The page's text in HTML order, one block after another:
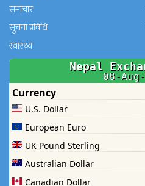
समाचार
सुचना प्रविधि
स्वास्थ्य